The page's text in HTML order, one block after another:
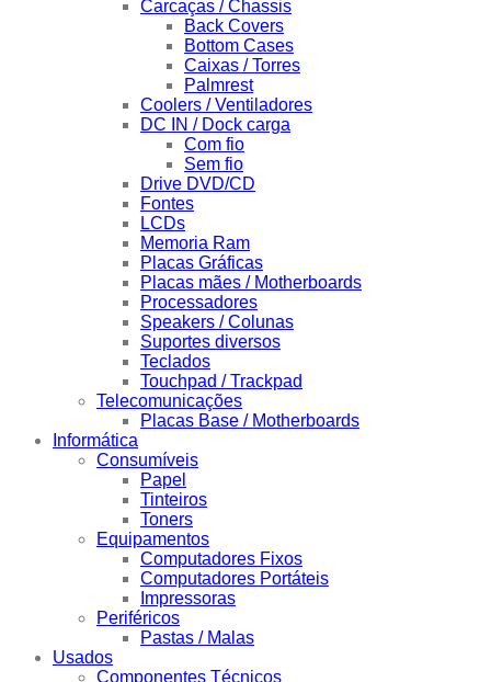
Carcaças / Chassis
Back Covers
Bottom Cases
Caixas / Torres
Palmrest
Coolers / Ventiladores
DC IN / Dock carga
Com fio
Sem fio
Drive DVD/CD
Fontes
LCDs
Memoria Ram
Placas Gráficas
Placas mães / Motherboards
Processadores
Speakers / Colunas
Suportes diversos
Teclados
Touchpad / Trackpad
Telecomunicações
Placas Base / Motherboards
Informática
Consumíveis
Papel
Tinteiros
Toners
Equipamentos
Computadores Fixos
Computadores Portáteis
Impressoras
Periféricos
Pastas / Malas
Usados
Componentes Técnicos